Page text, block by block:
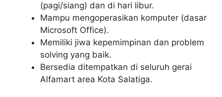
(pagi/siang) dan di hari libur.
Mampu mengoperasikan komputer (dasar
Microsoft Office).
Memiliki jiwa kepemimpinan dan problem
solving yang baik.
Bersedia ditempatkan di seluruh gerai
Alfamart area Kota Salatiga.